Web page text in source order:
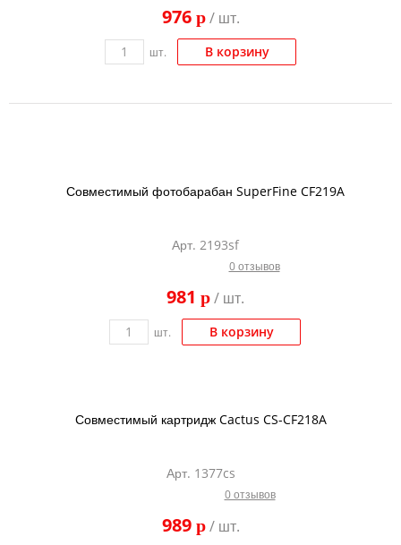
976 p/ шт.
шт. В корзину
Совместимый фотобарабан SuperFine CF219A
Арт. 2193sf
0 отзывов
981 p/ шт.
шт. В корзину
Совместимый картридж Cactus CS-CF218A
Арт. 1377cs
0 отзывов
989 p/ шт.